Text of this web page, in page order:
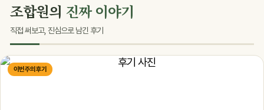
조합원의 진짜 이야기
직접 써보고, 진심으로 남긴 후기
이번 주의 후기